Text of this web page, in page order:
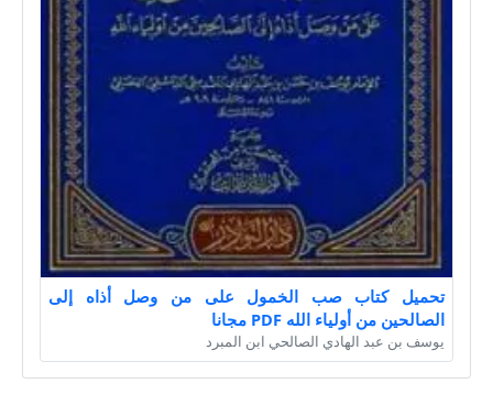
تحميل كتاب صب الخمول على من وصل أذاه إلى
الصالحين من أولياء الله PDF مجانا
يوسف بن عبد الهادي الصالحي ابن المبرد